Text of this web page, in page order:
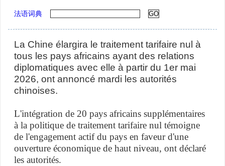
法语词典
La Chine élargira le traitement tarifaire nul à
tous les pays africains ayant des relations
diplomatiques avec elle à partir du 1er mai
2026, ont annoncé mardi les autorités
chinoises.
L'intégration de 20 pays africains supplémentaires
à la politique de traitement tarifaire nul témoigne
de l'engagement actif du pays en faveur d'une
ouverture économique de haut niveau, ont déclaré
les autorités.